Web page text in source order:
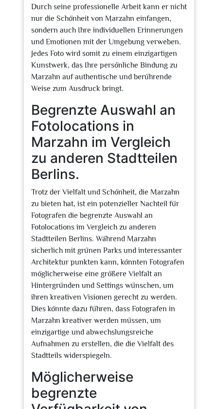
Durch seine professionelle Arbeit kann er nicht
nur die Schönheit von Marzahn einfangen,
sondern auch Ihre individuellen Erinnerungen
und Emotionen mit der Umgebung verweben.
Jedes Foto wird somit zu einem einzigartigen
Kunstwerk, das Ihre persönliche Bindung zu
Marzahn auf authentische und berührende
Weise zum Ausdruck bringt.
Begrenzte Auswahl an
Fotolocations in
Marzahn im Vergleich
zu anderen Stadtteilen
Berlins.
Trotz der Vielfalt und Schönheit, die Marzahn
zu bieten hat, ist ein potenzieller Nachteil für
Fotografen die begrenzte Auswahl an
Fotolocations im Vergleich zu anderen
Stadtteilen Berlins. Während Marzahn
sicherlich mit grünen Parks und interessanter
Architektur punkten kann, könnten Fotografen
möglicherweise eine größere Vielfalt an
Hintergründen und Settings wünschen, um
ihren kreativen Visionen gerecht zu werden.
Dies könnte dazu führen, dass Fotografen in
Marzahn kreativer werden müssen, um
einzigartige und abwechslungsreiche
Aufnahmen zu erstellen, die die Vielfalt des
Stadtteils widerspiegeln.
Möglicherweise
begrenzte